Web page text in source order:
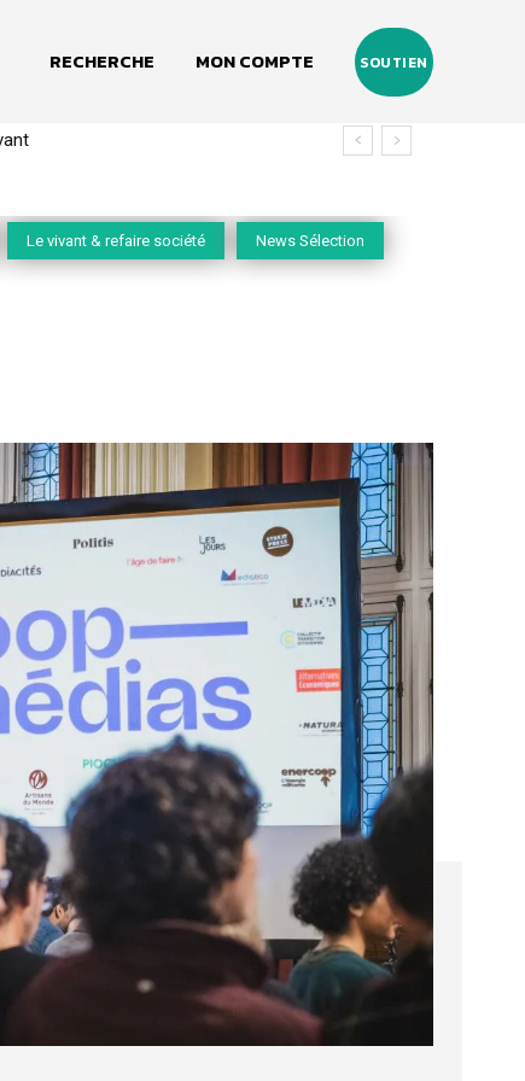
RECHERCHE MON COMPTE SOUTIEN
2026)
Le vivant & refaire société News Sélection